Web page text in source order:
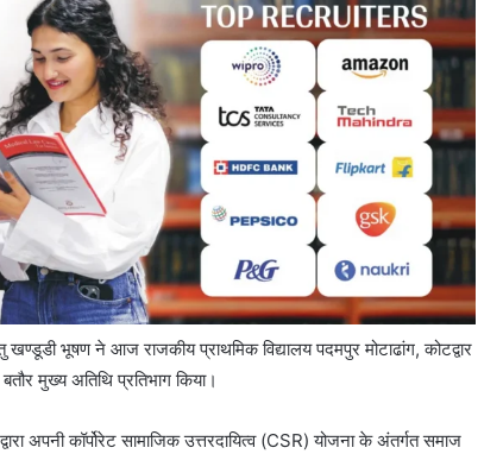
खण्डूडी भूषण ने आज राजकीय प्राथमिक विद्यालय पदमपुर मोटाढांग, कोटद्वार
मुख्य अतिथि प्रतिभाग किया।
अपनी कॉर्पोरेट सामाजिक उत्तरदायित्व (CSR) योजना के अंतर्गत समाज